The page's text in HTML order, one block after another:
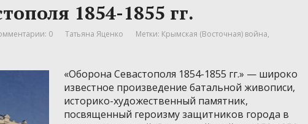
1854-1855 гг.
0 Татьяна Яценко Метки: Крымская (Восточная) война,
«Оборона Севастополя 1854-1855 гг.» — широко
известное произведение батальной живописи,
историко-художественный памятник,
посвященный героизму защитников города в